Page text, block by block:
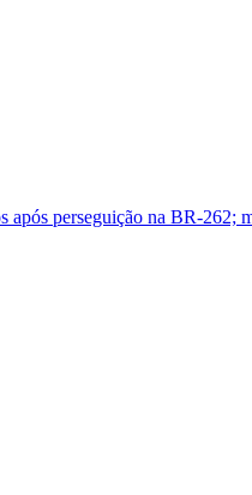
após perseguição na BR-